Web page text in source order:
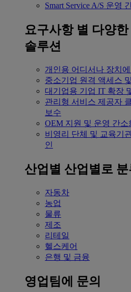
Smart Service A/S 운영
요구사항 별 다양한
솔루션
개인용 어디서나 장치
중소기업 원격 액세스
대기업용 기업 IT 확장
관리형 서비스 제공자
보수
OEM 지원 및 운영 간소
비영리 단체 및 교육기
인
산업별 산업별로
자동차
농업
물류
제조
리테일
헬스케어
은행 및 금융
영업팀에 문의